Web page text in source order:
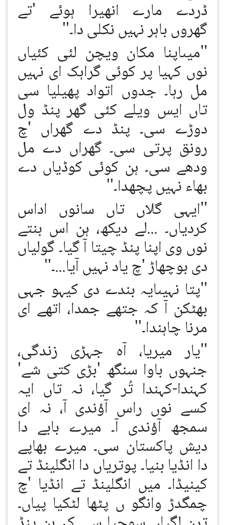
ڈردے مارے انھیرا ہوئے 'تے
گھروں باہر نہیں نکلی دا۔''
''میںاپنا مکان ویچن لئی کئیاں
نوں کہیا پر کوئی گراہک ای نہیں
مل رہا۔ جدوں اتواد پھیلیا سی
تاں ایس ویلے کئی گھر پنڈ ول
دوڑے سی۔ پنڈ دے گھراں 'چ
رونق پرتی سی۔ گھراں دے مل
ودھے سی۔ ہن کوئی کوڈیاں دے
بھاء نہیں پچھدا۔''
''ایہی گلاں تاں سانوں اداس
کردیاں۔ ...لے دیکھ، ہن اس بنتے
نوں وی اپنا پنڈ چیتا آ گیا۔ گولیاں
دی بوچھاڑ 'چ یاد نہیں آیا...۔''
''پتا نہیںایہ بندے دی کیہو جہی
بھٹکن آ کہ جتھے جمدا، اتھے ای
مرنا چاہندا۔''
''یار میریا، آہ جہڑی زندگی،
جنہوں باوا سنگھ 'بڑی کتی شے'
کہندا-کہندا تُر گیا، نہ تاں ایہ
کسے نوں راس آؤندی آ، نہ ای
سمجھ آؤندی آ۔ میرے بابے دا
دیش پاکستان سی۔ میرے بھاپے
دا انڈیا بنیا۔ پوتریاں دا انگلینڈ تے
کینیڈا۔ میں انگلینڈ تے انڈیا 'چ
چمگدڑ وانگو ں پٹھا لٹکیا پیاں۔